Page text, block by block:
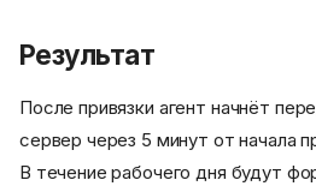
Результат
После привязки агент начнёт
сервер через 5 минут от начала
В течение рабочего дня будут